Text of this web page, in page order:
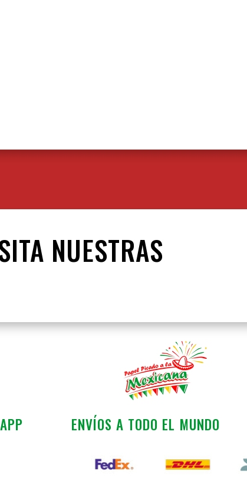
NUESTRAS
ENVÍOS A TODO EL MUNDO